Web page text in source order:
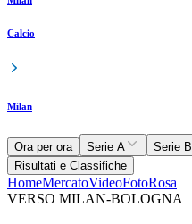
Calcio
Milan
Ora per ora Serie A Serie B
Risultati e Classifiche
HomeMercatoVideoFotoRosa
VERSO MILAN-BOLOGNA